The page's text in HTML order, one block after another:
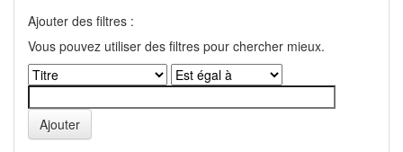
Ajouter des filtres :
Vous pouvez utiliser des filtres pour chercher mieux.